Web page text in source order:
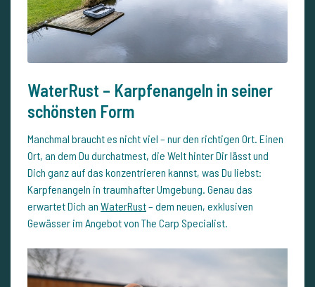
WaterRust – Karpfenangeln in seiner
schönsten Form
Manchmal braucht es nicht viel – nur den richtigen Ort. Einen
Ort, an dem Du durchatmest, die Welt hinter Dir lässt und
Dich ganz auf das konzentrieren kannst, was Du liebst:
Karpfenangeln in traumhafter Umgebung. Genau das
erwartet Dich an WaterRust– dem neuen, exklusiven
Gewässer im Angebot von The Carp Specialist.